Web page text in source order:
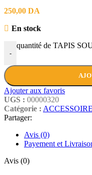
250,00 DA
En stock
-
quantité de TAPIS
Ajouter aux favoris
UGS : 00000320
Catégorie : ACCESSOIRE
Partager:
Avis (0)
Payement et
Avis (0)